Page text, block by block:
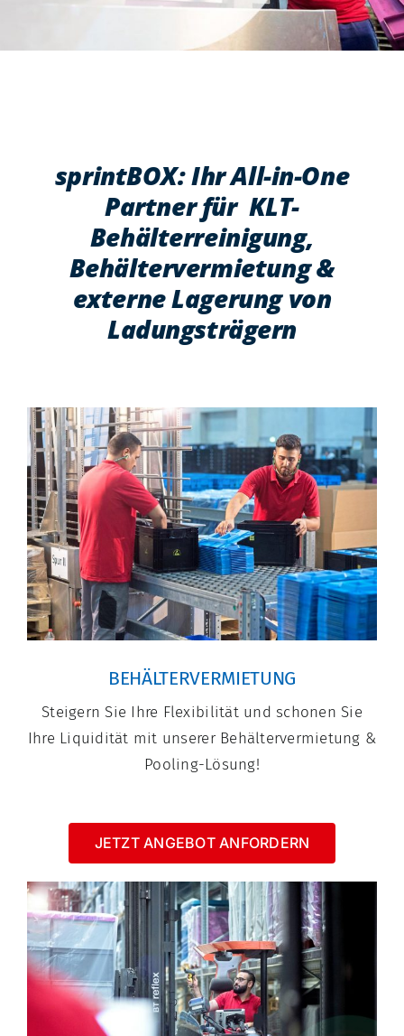
News
Kostenfreie Beratung
Kundenlogin
sprintBOX: Ihr All-in-One
Partner für KLT-
Behälterreinigung,
Behältervermietung &
externe Lagerung von
Ladungsträgern
BEHÄLTERVERMIETUNG
Steigern Sie Ihre Flexibilität und schonen Sie
Ihre Liquidität mit unserer Behältervermietung &
Pooling-Lösung!
JETZT ANGEBOT ANFORDERN